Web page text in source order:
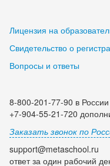
Лицензия на
Свидетельство о
Вопросы и ответы
8-800-201-77-90 в
+7-904-55-21-720
Заказать звонок по
support@metaschool.ru
ответ за один рабочий